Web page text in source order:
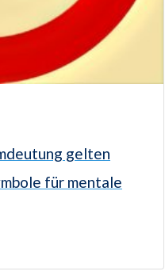
gelten
für mentale